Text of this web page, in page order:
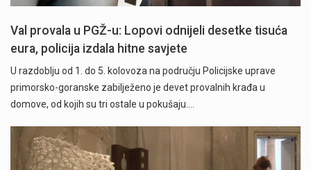
Val provala u PGŽ-u: Lopovi odnijeli desetke tisuća
eura, policija izdala hitne savjete
U razdoblju od 1. do 5. kolovoza na području Policijske uprave
primorsko-goranske zabilježeno je devet provalnih krađa u
domove, od kojih su tri ostale u pokušaju.…